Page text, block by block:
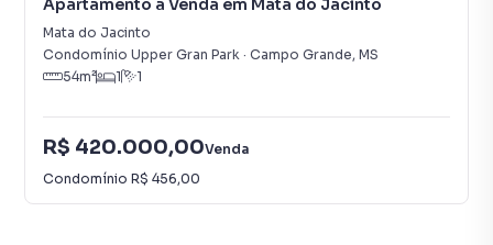
Apartamento à Venda em Mata do Jacinto
Mata do Jacinto
Condomínio Upper Gran Park · Campo Grande, MS
54m² 1 1
R$ 420.000,00Venda
Condomínio R$ 456,00